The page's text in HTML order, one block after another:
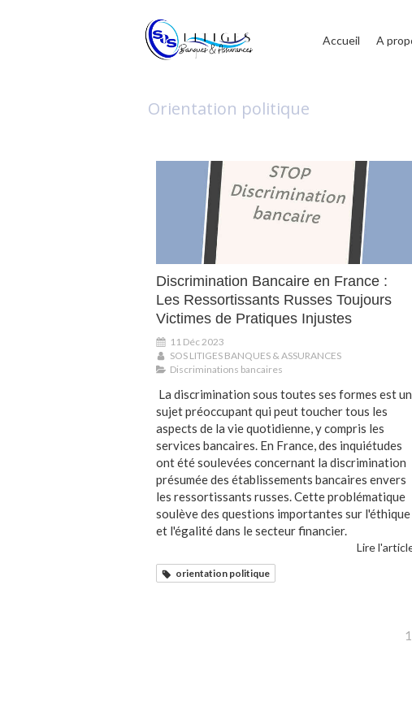
Accueil A
Orientation politique
Discrimination Bancaire en France :
Les Ressortissants Russes Toujours
Victimes de Pratiques Injustes
11 Déc 2023
SOS LITIGES BANQUES & ASSURANCES
Discriminations bancaires
La discrimination sous toutes ses formes est un
sujet préoccupant qui peut toucher tous les
aspects de la vie quotidienne, y compris les
services bancaires. En France, des inquiétudes
ont été soulevées concernant la discrimination
présumée des établissements bancaires envers
les ressortissants russes. Cette problématique
soulève des questions importantes sur l'éthique
et l'égalité dans le secteur financier.
Lire
orientation politique